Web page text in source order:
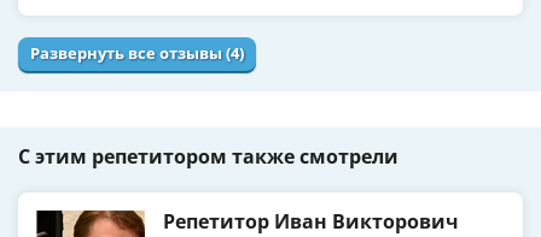
Развернуть все отзывы (4)
С этим репетитором также смотрели
Репетитор Иван Викторович